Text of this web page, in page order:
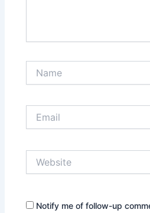
Notify me of follow-up